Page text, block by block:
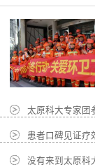
太原科大专家团
患者口碑见证疗
没有来到太原科